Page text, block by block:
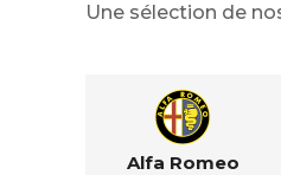
Une sélection de
Alfa Romeo